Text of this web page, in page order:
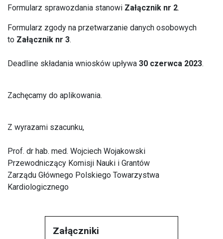
Formularz sprawozdania stanowi Załącznik nr 2.
Formularz zgody na przetwarzanie danych osobowych
to Załącznik nr 3.
Deadline składania wniosków upływa 30 czerwca 2023.
Zachęcamy do aplikowania.
Z wyrazami szacunku,
Prof. dr hab. med. Wojciech Wojakowski
Przewodniczący Komisji Nauki i Grantów
Zarządu Głównego Polskiego Towarzystwa
Kardiologicznego
Załączniki